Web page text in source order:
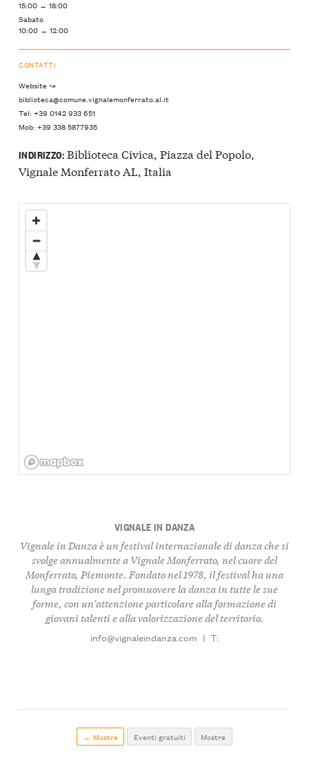
15:00 → 18:00
Sabato
10:00 → 12:00
CONTATTI
Website ↝
biblioteca@comune.vignalemonferrato.al.it
Tel: +39 0142 933 651
Mob: +39 338 5877935
INDIRIZZO:Biblioteca Civica, Piazza del Popolo,
Vignale Monferrato AL, Italia
VIGNALE IN DANZA
Vignale in Danzaè un festival internazionale di danza che si
svolge annualmente aVignale Monferrato, nel cuore del
Monferrato, Piemonte. Fondato nel 1978, il festival ha una
lunga tradizione nel promuovere la danza in tutte le sue
forme, con un'attenzione particolare alla formazione di
giovani talenti e alla valorizzazione del territorio.
info@vignaleindanza.com | T:
← Mostre Eventi gratuiti Mostre